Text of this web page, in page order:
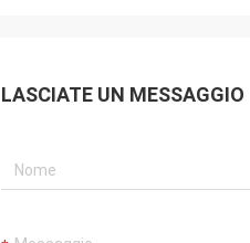
LASCIATE UN MESSAGGIO